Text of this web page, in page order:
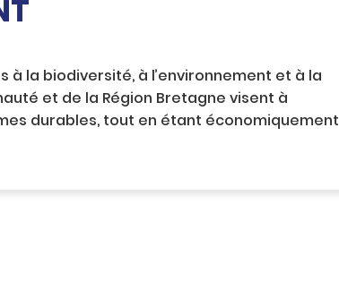
la biodiversité, à l’environnement et à la
et de la Région Bretagne visent à
durables, tout en étant économiquement